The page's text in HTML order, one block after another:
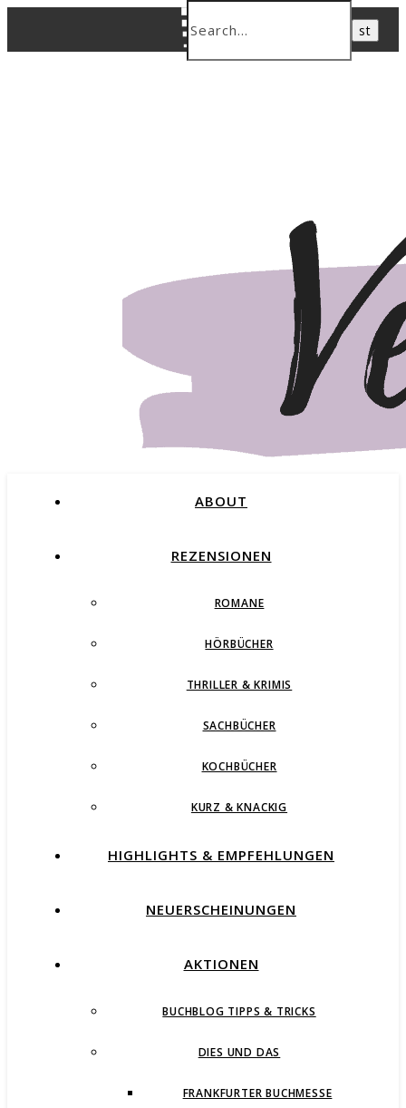
ABOUT
REZENSIONEN
ROMANE
HÖRBÜCHER
THRILLER & KRIMIS
SACHBÜCHER
KOCHBÜCHER
KURZ & KNACKIG
HIGHLIGHTS & EMPFEHLUNGEN
NEUERSCHEINUNGEN
AKTIONEN
BUCHBLOG TIPPS & TRICKS
DIES UND DAS
FRANKFURTER BUCHMESSE